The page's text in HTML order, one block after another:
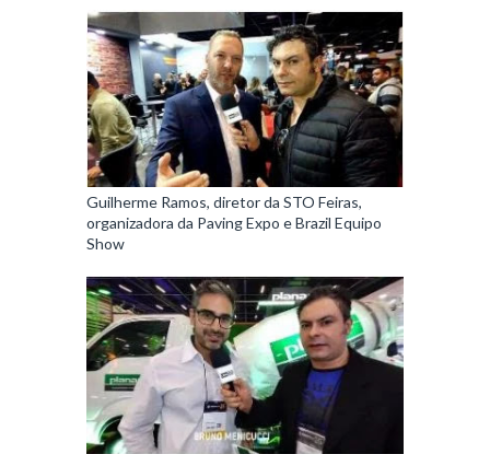
Guilherme Ramos, diretor da STO Feiras,
organizadora da Paving Expo e Brazil Equipo
Show